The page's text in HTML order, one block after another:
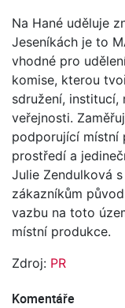
Na Hané uděluje
Jeseníkách je to
vhodné pro
komise, kterou
sdružení,
veřejnosti.
podporující místní
prostředí a
Julie Zendulková
zákazníkům
vazbu na toto
místní produkce.
Zdroj: PR
Komentáře